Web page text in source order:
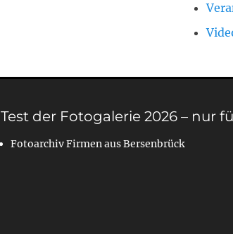
Test der Fotogalerie 2026 – nur
Fotoarchiv Firmen aus Bersenbrück